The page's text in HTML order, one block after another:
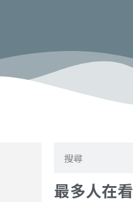
最多人在看